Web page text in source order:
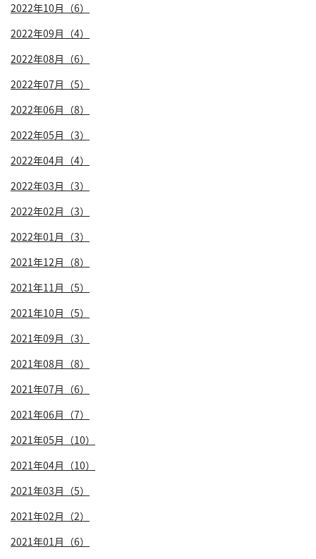
2022年10月（6）
2022年09月（4）
2022年08月（6）
2022年07月（5）
2022年06月（8）
2022年05月（3）
2022年04月（4）
2022年03月（3）
2022年02月（3）
2022年01月（3）
2021年12月（8）
2021年11月（5）
2021年10月（5）
2021年09月（3）
2021年08月（8）
2021年07月（6）
2021年06月（7）
2021年05月（10）
2021年04月（10）
2021年03月（5）
2021年02月（2）
2021年01月（6）